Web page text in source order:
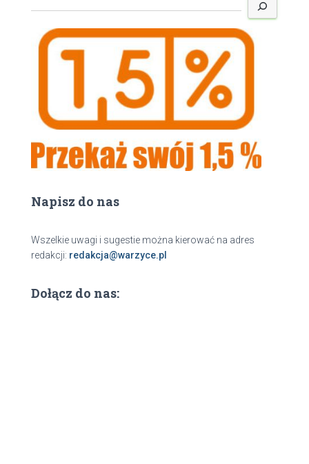
z
Napisz do nas
Wszelkie uwagi i sugestie można kierować na adres
redakcji: redakcja@warzyce.pl
Dołącz do nas: